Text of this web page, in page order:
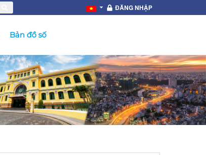
ĐĂNG NHẬP
Bản đồ số